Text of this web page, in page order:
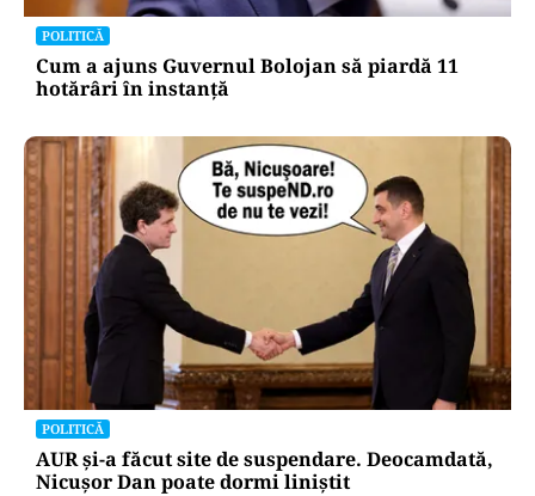
POLITICĂ
Cum a ajuns Guvernul Bolojan să piardă 11
hotărâri în instanță
POLITICĂ
AUR și-a făcut site de suspendare. Deocamdată,
Nicușor Dan poate dormi liniștit